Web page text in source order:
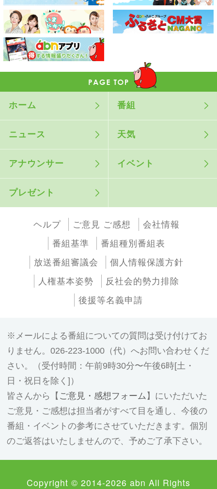
ホーム 番組
ニュース 天気
アナウンサー イベント
プレゼント
ヘルプ ご意見 ご感想
会社情報
番組基準
番組種別番組表
放送番組審議会
個人情報保護方針
人権基本姿勢
反社会的勢力排除
後援等名義申請
メールによる番組についての質問は受け付けてお
りません。026-223-1000（代）へお問い合わせくだ
さい。（受付時間：午前9時30分〜午後6時[土・
日・祝日を除く]）
皆さんから【 ご意見・感想フォーム 】にいただいた
ご意見・ご感想は担当者がすべて目を通し、今後の
番組・イベントの参考にさせていただきます。個別
のご返答はいたしませんので、予めご了承下さい。
Copyright © 2014-2026 abn All Rights